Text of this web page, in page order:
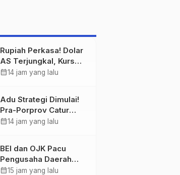
Rupiah Perkasa! Dolar
AS Terjungkal, Kurs
Ditutup Rp17.933
calendar_month14 jam yang lalu
Adu Strategi Dimulai!
Pra-Porprov Catur
Jambi Siap Digelar,
calendar_month14 jam yang lalu
BEI dan OJK Pacu
Pengusaha Daerah
Melantai di Bursa Efek
calendar_month15 jam yang lalu